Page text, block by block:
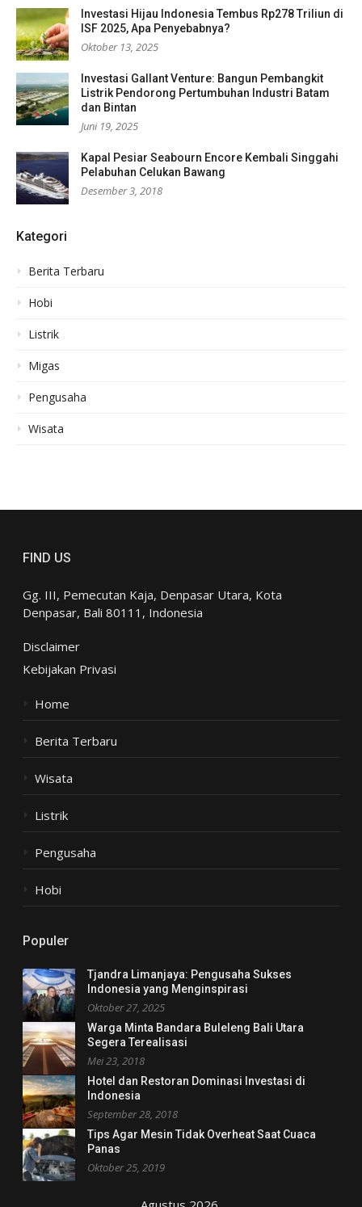
Investasi Hijau Indonesia Tembus Rp278 Triliun di
ISF 2025, Apa Penyebabnya?
Oktober 13, 2025
Investasi Gallant Venture: Bangun Pembangkit
Listrik Pendorong Pertumbuhan Industri Batam
dan Bintan
Juni 19, 2025
Kapal Pesiar Seabourn Encore Kembali Singgahi
Pelabuhan Celukan Bawang
Desember 3, 2018
Kategori
Berita Terbaru
Hobi
Listrik
Migas
Pengusaha
Wisata
FIND US
Gg. III, Pemecutan Kaja, Denpasar Utara, Kota
Denpasar, Bali 80111, Indonesia
Disclaimer
Kebijakan Privasi
Home
Berita Terbaru
Wisata
Listrik
Pengusaha
Hobi
Populer
Tjandra Limanjaya: Pengusaha Sukses
Indonesia yang Menginspirasi
Oktober 27, 2025
Warga Minta Bandara Buleleng Bali Utara
Segera Terealisasi
Mei 23, 2018
Hotel dan Restoran Dominasi Investasi di
Indonesia
September 28, 2018
Tips Agar Mesin Tidak Overheat Saat Cuaca
Panas
Oktober 25, 2019